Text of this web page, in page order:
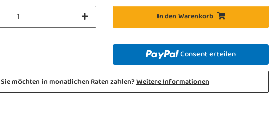
In den Warenkorb
Consent erteilen
Sie möchten in monatlichen Raten zahlen?Weitere Informationen